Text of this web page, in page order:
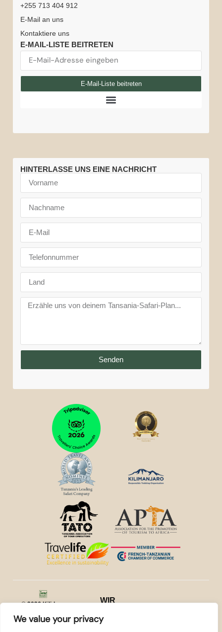
We value your privacy
Safari-
Erlebnisse
Kontaktiere
uns
Safari
Kilimandscharo
besteigen
Tansania
Ballon-
Sansibar
Flitterwochen
Tansania
Sansibar
Ngorongoro-
Krater-
Nationalpark
Tarangire-
Nationalpark
Lake-
Manyara-
Nationalpark
Amboseli-
Nationalpark
Tansania
Wetter
Safari-
Fahrzeuge
Sansibar-
Reiseversicherung
+255 713 404 912
E-Mail an uns
Kontaktiere uns
E-MAIL-LISTE BEITRETEN
E-Mail-Liste beitreten
HINTERLASSE UNS EINE NACHRICHT
Senden
© 2026 Kilidove
Tansania. Alle Rechte
WIR